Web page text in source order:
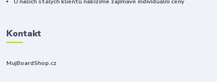
Kontakt
MujBoardShop.cz